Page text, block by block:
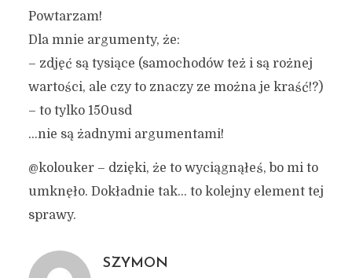
Powtarzam!
Dla mnie argumenty, że:
– zdjęć są tysiące (samochodów też i są rożnej
wartości, ale czy to znaczy ze można je kraść!?)
– to tylko 150usd
…nie są żadnymi argumentami!
@kolouker – dzięki, że to wyciągnąłeś, bo mi to
umknęło. Dokładnie tak… to kolejny element tej
sprawy.
SZYMON